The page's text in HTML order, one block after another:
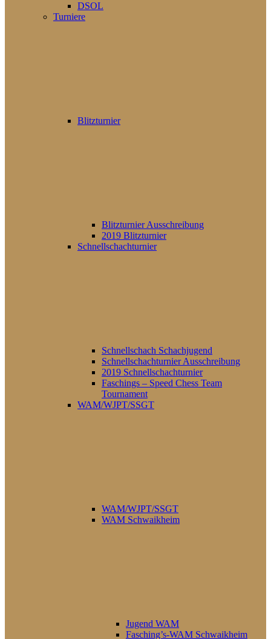
DSOL
Turniere
Blitzturnier
Blitzturnier Ausschreibung
2019 Blitzturnier
Schnellschachturnier
Schnellschach Schachjugend
Schnellschachturnier Ausschreibung
2019 Schnellschachturnier
Faschings – Speed Chess Team
Tournament
WAM/WJPT/SSGT
WAM/WJPT/SSGT
WAM Schwaikheim
Jugend WAM
Fasching’s-WAM Schwaikheim